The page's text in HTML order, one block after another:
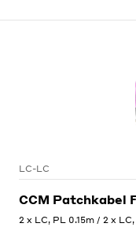
LC-LC
CCM Patchkabel
2 x LC, PL 0.15m / 2 x